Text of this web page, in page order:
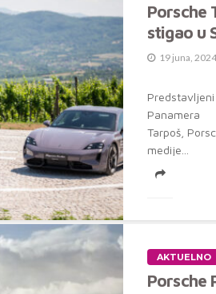
Porsche
stigao u
19 juna, 2024
Panamera
Tarpoš,
medije...
AKTUELNO
Porsche